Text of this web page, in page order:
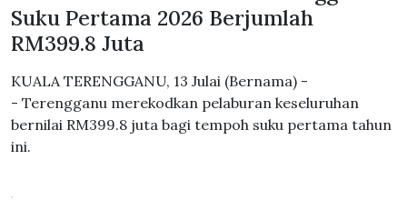
Suku Pertama 2026 Berjumlah
RM399.8 Juta
KUALA TERENGGANU, 13 Julai (Bernama) -
- Terengganu merekodkan pelaburan keseluruhan
bernilai RM399.8 juta bagi tempoh suku pertama tahun
ini.